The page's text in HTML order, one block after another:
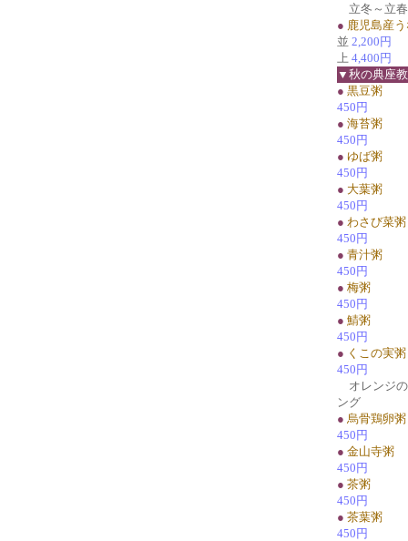
立冬～立
● 鹿児島産
並 2,200円
上 4,400円
▼秋の典座
● 黒豆粥
450円
● 海苔粥
450円
● ゆば粥
450円
● 大葉粥
450円
● わさび菜粥
450円
● 青汁粥
450円
● 梅粥
450円
● 鯖粥
450円
● くこの実粥
450円
オレンジの
ング
● 烏骨鶏卵粥
450円
● 金山寺粥
450円
● 茶粥
450円
● 茶葉粥
450円